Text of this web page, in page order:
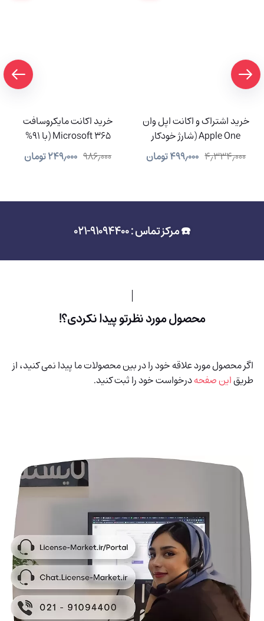
خرید اشتراک و اکانت اپل وان
Apple One (شارژ خودکار
سیستمی)۴٫۳۳۴٫۰۰۰ ۴۹۹٫۰۰۰تومان
خرید اکانت مایکروسافت
Microsoft 365 (با 91%
تخفیف) ۹۸۶٫۰۰۰ ۲۴۹٫۰۰۰تومان
☎️ مرکز تماس : 91094400-021
محصول مورد نظرتو پیدا نکردی؟!
اگر محصول مورد علاقه خود را در بین محصولات ما پیدا نمی کنید، از
طریقاین صفحهدرخواست خود را ثبت کنید.